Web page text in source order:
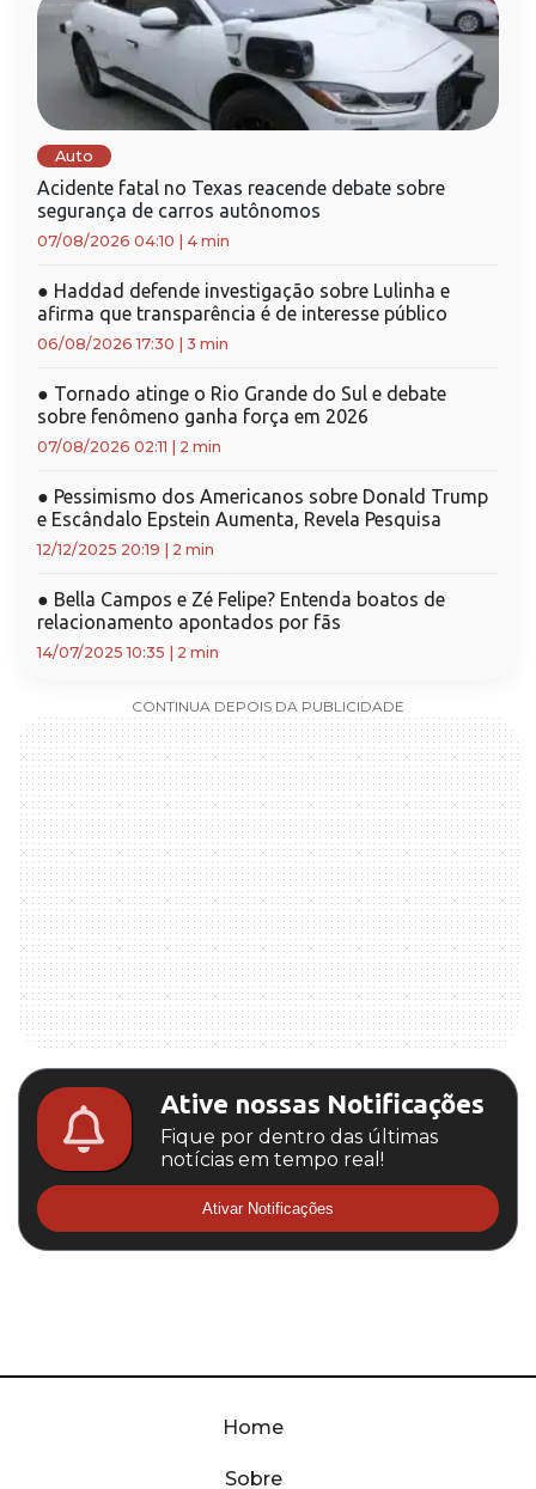
Auto
Acidente fatal no Texas reacende debate sobre
segurança de carros autônomos
07/08/2026 04:10 4 min
● Haddad defende investigação sobre Lulinha e
afirma que transparência é de interesse público
06/08/2026 17:30 3 min
● Tornado atinge o Rio Grande do Sul e debate
sobre fenômeno ganha força em 2026
07/08/2026 02:11 2 min
● Pessimismo dos Americanos sobre Donald Trump
e Escândalo Epstein Aumenta, Revela Pesquisa
12/12/2025 20:19 2 min
● Bella Campos e Zé Felipe? Entenda boatos de
relacionamento apontados por fãs
14/07/2025 10:35 2 min
CONTINUA DEPOIS DA PUBLICIDADE
Ative nossas Notificações
Fique por dentro das últimas
notícias em tempo real!
Ativar Notificações
Home
Sobre